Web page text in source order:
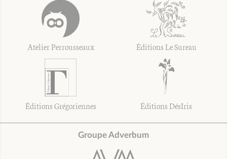
Atelier Perrousseaux Éditions Le Sureau
Éditions Grégoriennes Éditions DésIris
Groupe Adverbum